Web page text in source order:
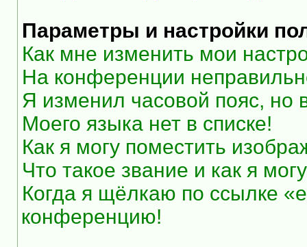
Параметры и настройки
Как мне изменить мои
На конференции
Я изменил часовой пояс, но
Моего языка нет в списке!
Как я могу поместить
Что такое звание и как я
Когда я щёлкаю по ссылке
конференцию!